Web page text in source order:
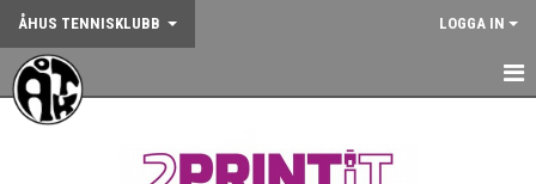
ÅHUS TENNISKLUBB LOGGA IN
HEM